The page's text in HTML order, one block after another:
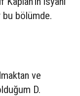
bölümde.
ve
D.